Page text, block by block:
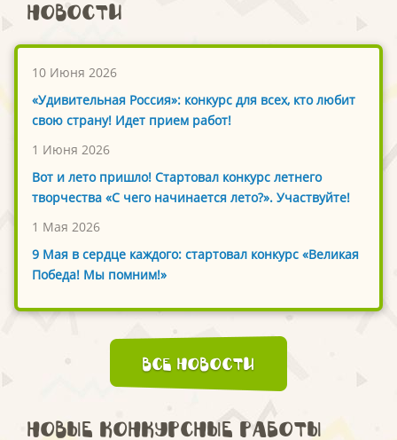
Новости
10 Июня 2026
«Удивительная Россия»: конкурс для всех, кто любит
свою страну! Идет прием работ!
1 Июня 2026
Вот и лето пришло! Стартовал конкурс летнего
творчества «С чего начинается лето?». Участвуйте!
1 Мая 2026
9 Мая в сердце каждого: стартовал конкурс «Великая
Победа! Мы помним!»
Все новости
Новые конкурсные работы